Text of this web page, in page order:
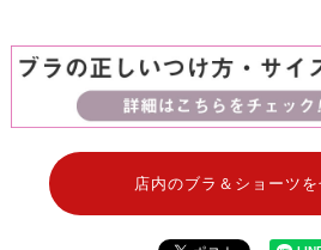
店内のブラ＆ショーツ